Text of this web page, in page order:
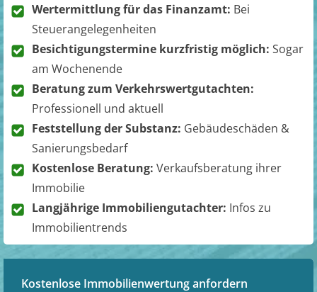
Wertermittlung für das Finanzamt: Bei
Steuerangelegenheiten
Besichtigungstermine kurzfristig möglich: Sogar
am Wochenende
Beratung zum Verkehrswertgutachten:
Professionell und aktuell
Feststellung der Substanz: Gebäudeschäden &
Sanierungsbedarf
Kostenlose Beratung: Verkaufsberatung ihrer
Immobilie
Langjährige Immobiliengutachter: Infos zu
Immobilientrends
Kostenlose Immobilienwertung anfordern